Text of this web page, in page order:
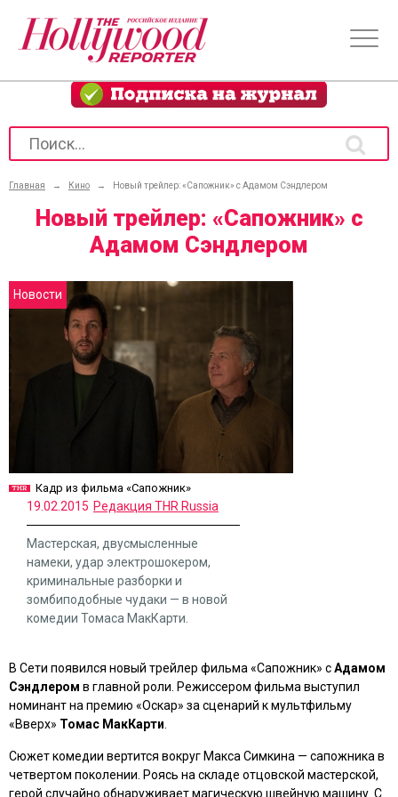
Главная → Кино → Новый трейлер: «Сапожник» с Адамом Сэндлером
Новый трейлер: «Сапожник» с
Адамом Сэндлером
Новости
Кадр из фильма «Сапожник»
19.02.2015 Редакция THR Russia
Мастерская, двусмысленные
намеки, удар электрошокером,
криминальные разборки и
зомбиподобные чудаки — в новой
комедии Томаса МакКарти.
В Сети появился новый трейлер фильма «Сапожник» сАдамом
Сэндлером в главной роли. Режиссером фильма выступил
номинант на премию «Оскар» за сценарий к мультфильму
«Вверх» Томас МакКарти
Сюжет комедии вертится вокруг Макса Симкина — сапожника в
четвертом поколении. Роясь на складе отцовской мастерской,
герой случайно обнаруживает магическую швейную машину. С